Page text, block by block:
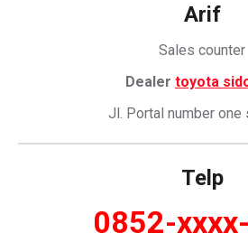
Arif
Sales counter
Dealer toyota
Jl. Portal number one
Telp
0852-